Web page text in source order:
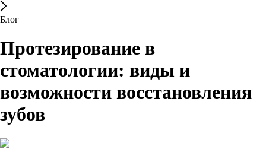
Блог
Протезирование в
стоматологии: виды и
возможности восстановления
зубов